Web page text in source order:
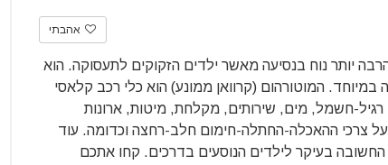
אהבתי
יותר נוח בנסיעה מאשר ילדים הזקוקים לתעסוקה. הוא
המוטורהום (קרוואן ממונע) הוא כלי רכב קלאסי
רגיל-חשמל, מים, שירותים, מקלחת, מיטות, ארונות
על צרכי ההאכלה-החתלה-חימום חלב-רחצה וכדומה. עוד
החשובה בעיקר לילדים הנוסעים בדרכים. קחו אתכם